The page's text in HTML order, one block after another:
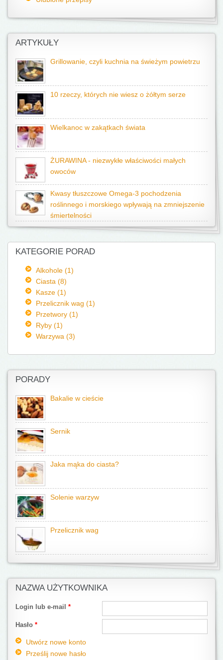
ARTYKUŁY
Grillowanie, czyli kuchnia na świeżym powietrzu
10 rzeczy, których nie wiesz o żółtym serze
Wielkanoc w zakątkach świata
ŻURAWINA - niezwykłe właściwości małych
owoców
Kwasy tłuszczowe Omega-3 pochodzenia
roślinnego i morskiego wpływają na zmniejszenie
śmiertelności
KATEGORIE PORAD
Alkohole (1)
Ciasta (8)
Kasze (1)
Przelicznik wag (1)
Przetwory (1)
Ryby (1)
Warzywa (3)
PORADY
Bakalie w cieście
Sernik
Jaka mąka do ciasta?
Solenie warzyw
Przelicznik wag
NAZWA UŻYTKOWNIKA
Login lub e-mail *
Hasło *
Utwórz nowe konto
Prześlij nowe hasło